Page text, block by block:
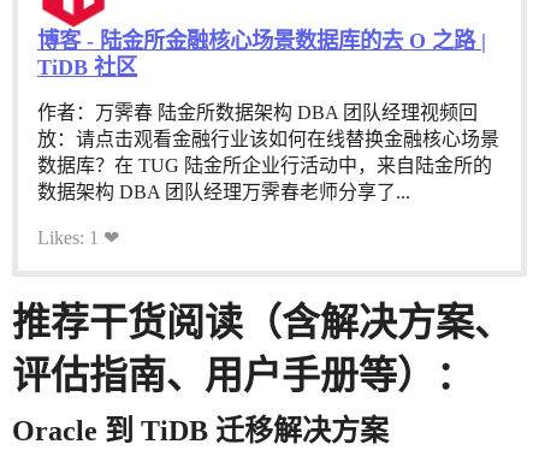
博客 - 陆金所金融核心场景数据库的去 O 之路 |
TiDB 社区
作者：万霁春 陆金所数据架构 DBA 团队经理视频回
放：请点击观看金融行业该如何在线替换金融核心场景
数据库？在 TUG 陆金所企业行活动中，来自陆金所的
数据架构 DBA 团队经理万霁春老师分享了...
Likes: 1 ❤
推荐干货阅读（含解决方案、
评估指南、用户手册等）：
Oracle 到 TiDB 迁移解决方案